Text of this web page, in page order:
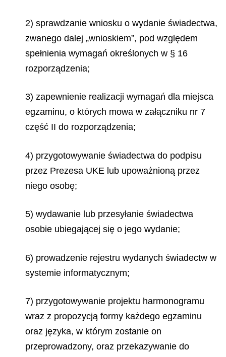
2) sprawdzanie wniosku o wydanie świadectwa,
zwanego dalej „wnioskiem”, pod względem
spełnienia wymagań określonych w § 16
rozporządzenia;
3) zapewnienie realizacji wymagań dla miejsca
egzaminu, o których mowa w załączniku nr 7
część II do rozporządzenia;
4) przygotowywanie świadectwa do podpisu
przez Prezesa UKE lub upoważnioną przez
niego osobę;
5) wydawanie lub przesyłanie świadectwa
osobie ubiegającej się o jego wydanie;
6) prowadzenie rejestru wydanych świadectw w
systemie informatycznym;
7) przygotowywanie projektu harmonogramu
wraz z propozycją formy każdego egzaminu
oraz języka, w którym zostanie on
przeprowadzony, oraz przekazywanie do